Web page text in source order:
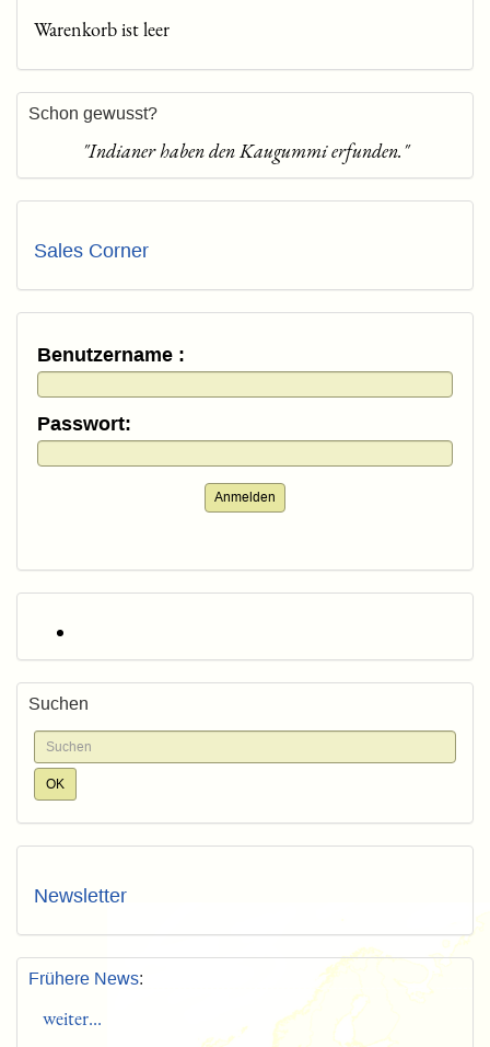
Warenkorb ist leer
Schon gewusst?
"Indianer haben den Kaugummi erfunden."
Sales Corner
Benutzername :
Passwort:
Anmelden
Suchen
Newsletter
Frühere News:
weiter...